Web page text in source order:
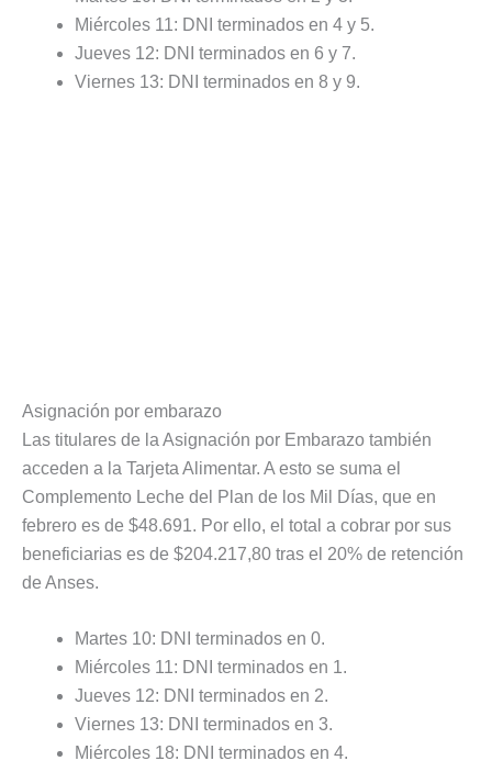
Miércoles 11: DNI terminados en 4 y 5.
Jueves 12: DNI terminados en 6 y 7.
Viernes 13: DNI terminados en 8 y 9.
Asignación por embarazo
Las titulares de la Asignación por Embarazo también
acceden a la Tarjeta Alimentar. A esto se suma el
Complemento Leche del Plan de los Mil Días, que en
febrero es de $48.691. Por ello, el total a cobrar por sus
beneficiarias es de $204.217,80 tras el 20% de retención
de Anses.
Martes 10: DNI terminados en 0.
Miércoles 11: DNI terminados en 1.
Jueves 12: DNI terminados en 2.
Viernes 13: DNI terminados en 3.
Miércoles 18: DNI terminados en 4.